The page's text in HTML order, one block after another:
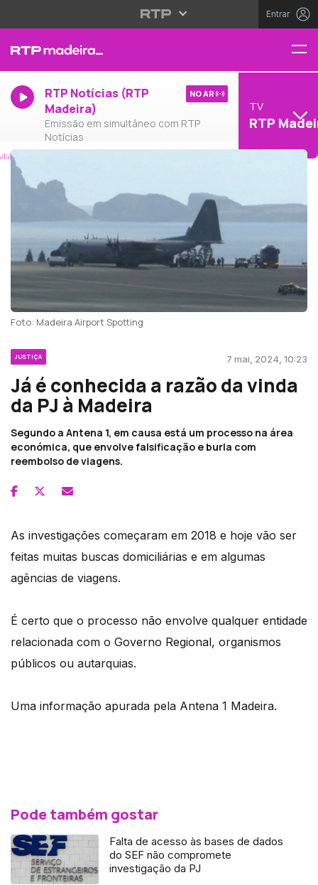
Entrar
RTP Notícias (RTP
Madeira)
Emissão em simultâneo com RTP
Notícias
NO AR
TV
RTP
Foto: Madeira Airport Spotting
JUSTIÇA 7 mai, 2024, 10:23
Já é conhecida a razão da vinda
da PJ à Madeira
Segundo a Antena 1, em causa está um processo na área
económica, que envolve falsificação e burla com
reembolso de viagens.
As investigações começaram em 2018 e hoje vão ser
feitas muitas buscas domiciliárias e em algumas
agências de viagens.
É certo que o processo não envolve qualquer entidade
relacionada com o Governo Regional, organismos
públicos ou autarquias.
Uma informação apurada pela Antena 1 Madeira.
Pode também gostar
Falta de acesso às bases de dados
do SEF não compromete
investigação da PJ